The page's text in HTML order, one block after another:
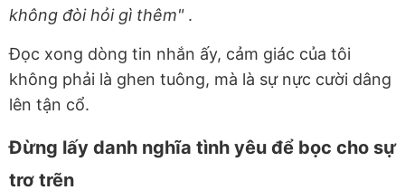
không đòi hỏi gì thêm" .
Đọc xong dòng tin nhắn ấy, cảm giác của tôi
không phải là ghen tuông, mà là sự nực cười dâng
lên tận cổ.
Đừng lấy danh nghĩa tình yêu để bọc cho sự
trơ trẽn